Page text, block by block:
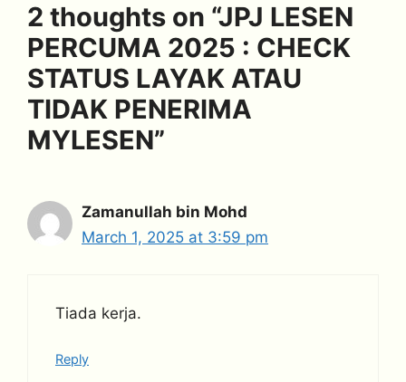
2 thoughts on “JPJ LESEN
PERCUMA 2025 : CHECK
STATUS LAYAK ATAU
TIDAK PENERIMA
MYLESEN”
Zamanullah bin Mohd
March 1, 2025 at 3:59 pm
Tiada kerja.
Reply